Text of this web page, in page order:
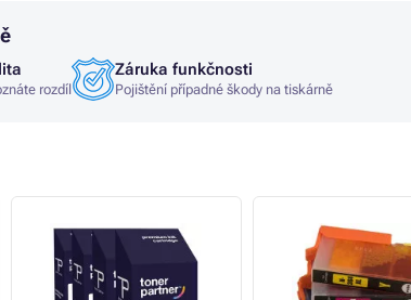
rozdíl
Záruka funkčnosti
Pojištění případné škody na tiskárně